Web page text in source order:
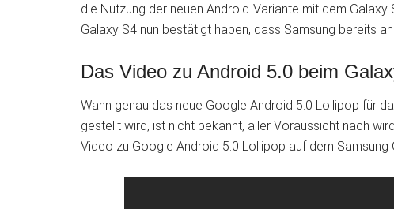
die Nutzung der neuen Android-Variante mit dem
Galaxy S4 nun bestätigt haben, dass Samsung bereits
Das Video zu Android 5.0 beim
Wann genau das neue Google Android 5.0 Lollipop für
gestellt wird, ist nicht bekannt, aller Voraussicht nach
Video zu Google Android 5.0 Lollipop auf dem